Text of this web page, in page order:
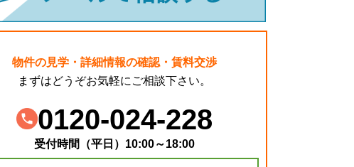
物件の見学・詳細情報の確認・賃料交渉
まずはどうぞお気軽にご相談下さい。
0120-024-228
受付時間（平日）10:00～18:00